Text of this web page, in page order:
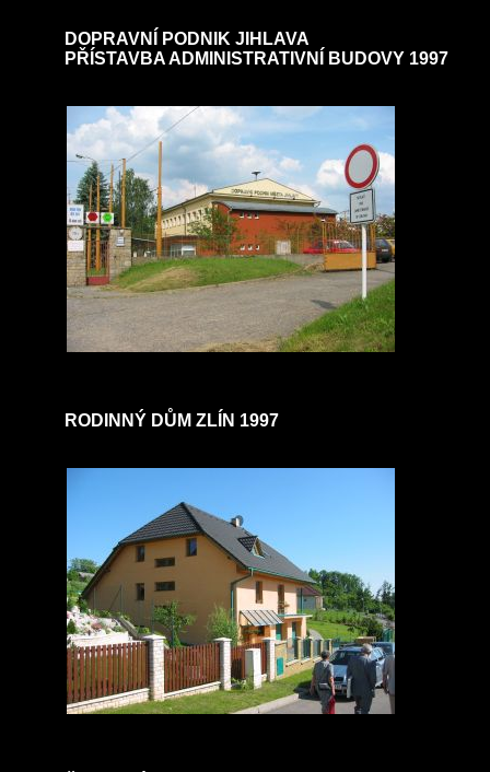
DOPRAVNÍ PODNIK JIHLAVA
PŘÍSTAVBA ADMINISTRATIVNÍ BUDOVY 1997
RODINNÝ DŮM ZLÍN 1997